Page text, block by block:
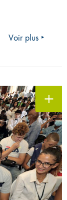
Voir plus ‣